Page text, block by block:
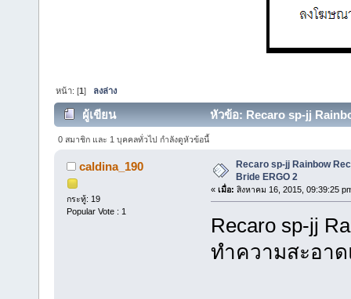
หน้า: [1] ลงล่าง
ผู้เขียน หัวข้อ: Recaro sp-jj
0 สมาชิก และ 1 บุคคลทั่วไป กำลังดูหัวข้อนี้
caldina_190
กระทู้: 19
Popular Vote : 1
Recaro sp-jj Rainbow
Bride ERGO 2
« เมื่อ: สิงหาคม 16, 2015, 09:39:25
Recaro sp-jj
ทำความสะอาด